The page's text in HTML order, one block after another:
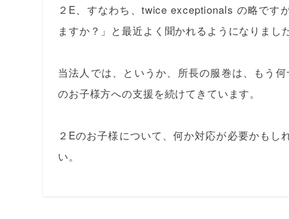
２E、すなわち、twice exceptionals の略です
ますか？」と最近よく聞かれるようになりました
当法人では、というか、所長の服巻は、も
のお子様方への支援を続けてきています。
２Eのお子様について、何か対応が必要かも
い。